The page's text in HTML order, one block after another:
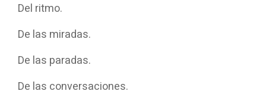
Del ritmo.
De las miradas.
De las paradas.
De las conversaciones.